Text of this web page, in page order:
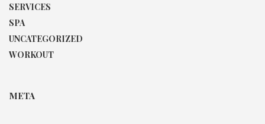
SERVICES
SPA
UNCATEGORIZED
WORKOUT
META